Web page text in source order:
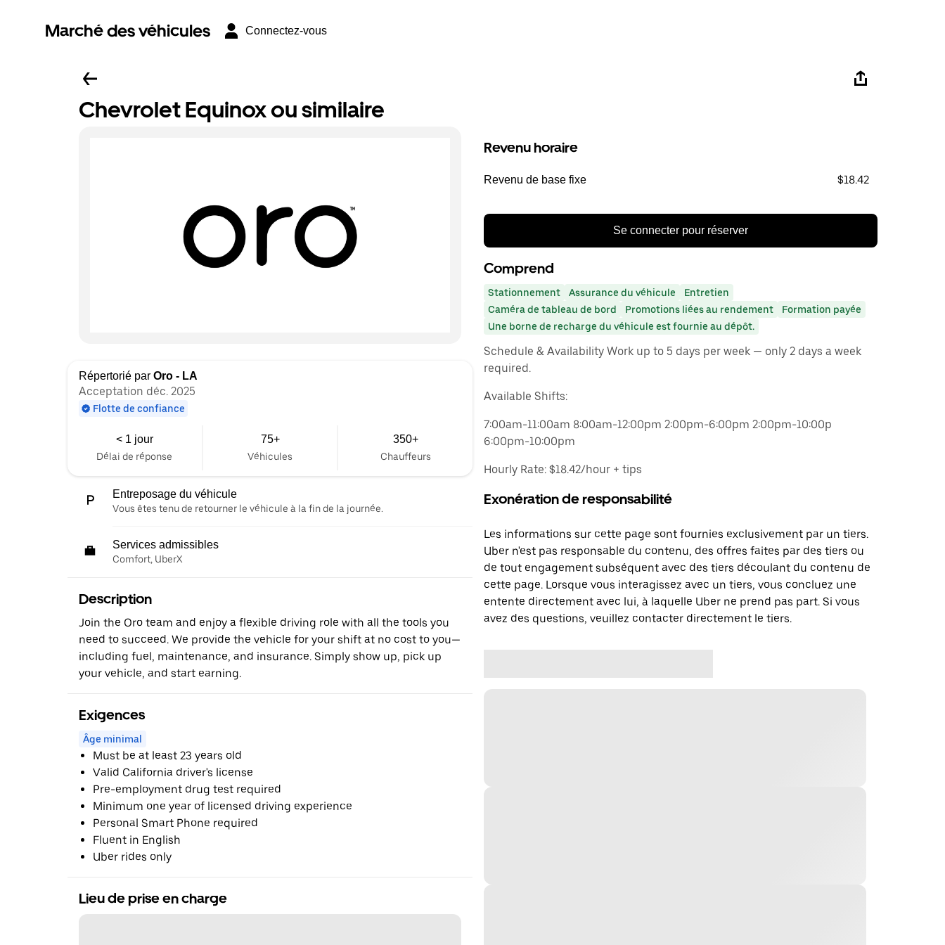
Marché des véhicules Connectez-vous
Chevrolet Equinox ou similaire
Répertorié par Oro - LA
Acceptation déc. 2025
Flotte de confiance
< 1 jour
Délai de réponse
75+
Véhicules
350+
Chauffeurs
Entreposage du véhicule
Vous êtes tenu de retourner le véhicule à la fin de la journée.
Services admissibles
Comfort, UberX
Description
Join the Oro team and enjoy a flexible driving role with all the tools you
need to succeed. We provide the vehicle for your shift at no cost to you—
including fuel, maintenance, and insurance. Simply show up, pick up
your vehicle, and start earning.
Exigences
Âge minimal
Must be at least 23 years old
Valid California driver's license
Pre-employment drug test required
Minimum one year of licensed driving experience
Personal Smart Phone required
Fluent in English
Uber rides only
Lieu de prise en charge
Revenu horaire
Revenu de base fixe $18.42
Se connecter pour réserver
Comprend
Stationnement Assurance du véhicule
Entretien
Caméra de tableau de bord
Promotions liées au rendement
Formation payée
Une borne de recharge du véhicule est fournie au dépôt.
Schedule & Availability Work up to 5 days per week — only 2 days a week
required.
Available Shifts:
7:00am-11:00am 8:00am-12:00pm 2:00pm-6:00pm 2:00pm-10:00p
6:00pm-10:00pm
Hourly Rate: $18.42/hour + tips
Exonération de responsabilité
Les informations sur cette page sont fournies exclusivement par un tiers.
Uber n'est pas responsable du contenu, des offres faites par des tiers ou
de tout engagement subséquent avec des tiers découlant du contenu de
cette page. Lorsque vous interagissez avec un tiers, vous concluez une
entente directement avec lui, à laquelle Uber ne prend pas part. Si vous
avez des questions, veuillez contacter directement le tiers.